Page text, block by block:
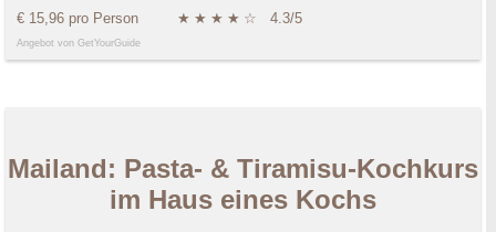
€ 15,96 pro Person ★ ★ ★ ★ ☆ 4.3/5
Angebot von GetYourGuide
Mailand: Pasta- & Tiramisu-Kochkurs
im Haus eines Kochs